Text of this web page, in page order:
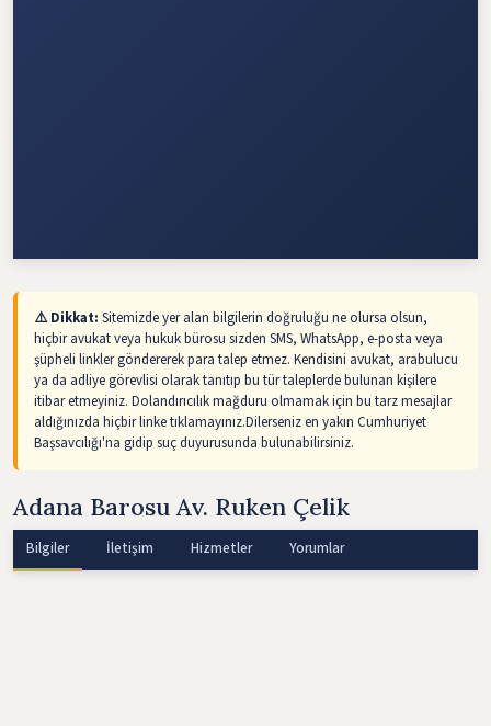
⚠️ Dikkat: Sitemizde yer alan bilgilerin doğruluğu ne olursa olsun,
hiçbir avukat veya hukuk bürosu sizden SMS, WhatsApp, e-posta veya
şüpheli linkler göndererek para talep etmez. Kendisini avukat, arabulucu
ya da adliye görevlisi olarak tanıtıp bu tür taleplerde bulunan kişilere
itibar etmeyiniz. Dolandırıcılık mağduru olmamak için bu tarz mesajlar
aldığınızda hiçbir linke tıklamayınız.Dilerseniz en yakın Cumhuriyet
Başsavcılığı'na gidip suç duyurusunda bulunabilirsiniz.
Adana Barosu Av. Ruken Çelik
Bilgiler İletişim Hizmetler Yorumlar